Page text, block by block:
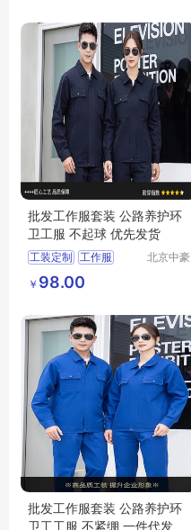
批发工作服套装 公路养护环
卫工服 不起球 优先发货
工装定制 工作服
北京中豪
￥ 98.00
批发工作服套装 公路养护环
卫工工服 不紧绷 一件代发